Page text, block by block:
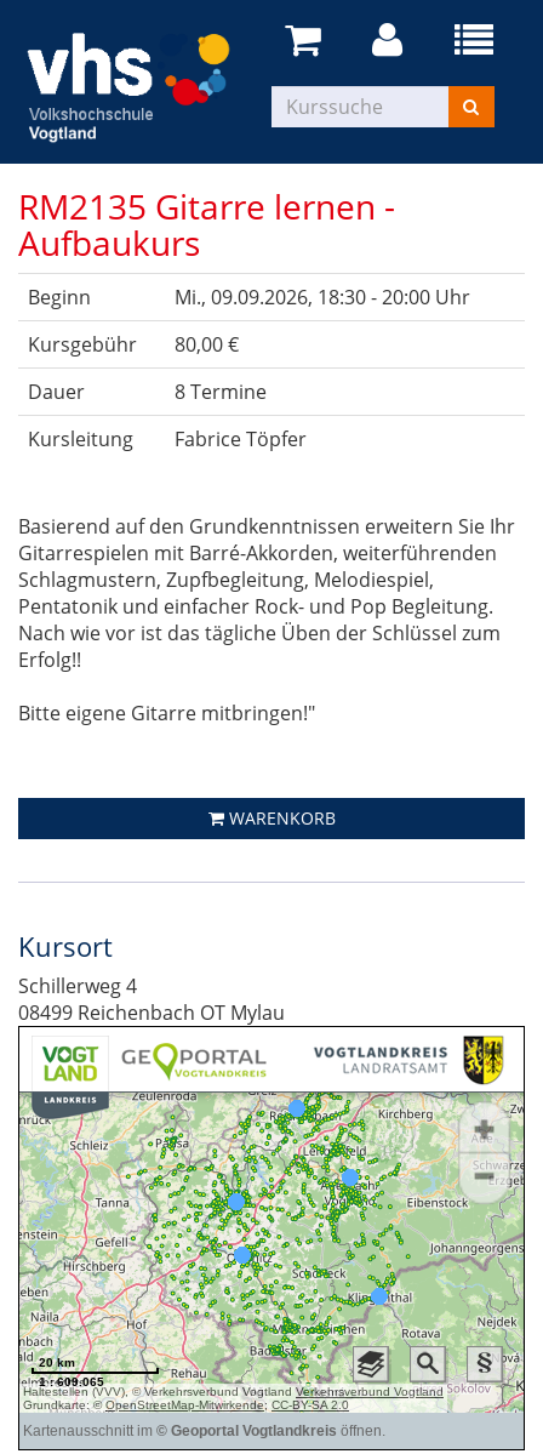
RM2135 Gitarre lernen -
Aufbaukurs
Beginn Mi., 09.09.2026, 18:30 - 20:00 Uhr
Kursgebühr
80,00 €
Dauer
8 Termine
Kursleitung
Fabrice Töpfer
Basierend auf den Grundkenntnissen erweitern Sie Ihr
Gitarrespielen mit Barré-Akkorden, weiterführenden
Schlagmustern, Zupfbegleitung, Melodiespiel,
Pentatonik und einfacher Rock- und Pop Begleitung.
Nach wie vor ist das tägliche Üben der Schlüssel zum
Erfolg!!
Bitte eigene Gitarre mitbringen!"
WARENKORB
Kursort
Schillerweg 4
08499 Reichenbach OT Mylau